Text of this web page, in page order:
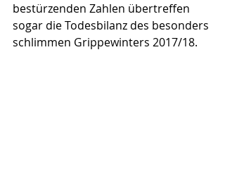
bestürzenden Zahlen übertreffen
sogar die Todesbilanz des besonders
schlimmen Grippewinters 2017/18.